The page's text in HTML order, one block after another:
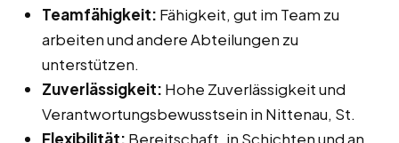
Teamfähigkeit: Fähigkeit, gut im Team zu
arbeiten und andere Abteilungen zu
unterstützen.
Zuverlässigkeit: Hohe Zuverlässigkeit und
Verantwortungsbewusstsein in Nittenau, St.
Flexibilität: Bereitschaft, in Schichten und an